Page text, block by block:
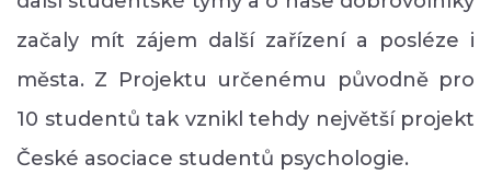
začaly mít zájem další zařízení a posléze i
města. Z Projektu určenému původně pro
10 studentů tak vznikl tehdy největší projekt
České asociace studentů psychologie.